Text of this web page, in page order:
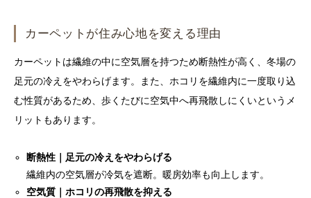
カーペットが住み心地を変える理由
カーペットは繊維の中に空気層を持つため断熱性が高く、冬場の
足元の冷えをやわらげます。また、ホコリを繊維内に一度取り込
む性質があるため、歩くたびに空気中へ再飛散しにくいというメ
リットもあります。
断熱性｜足元の冷えをやわらげる
繊維内の空気層が冷気を遮断。暖房効率も向上します。
空気質｜ホコリの再飛散を抑える